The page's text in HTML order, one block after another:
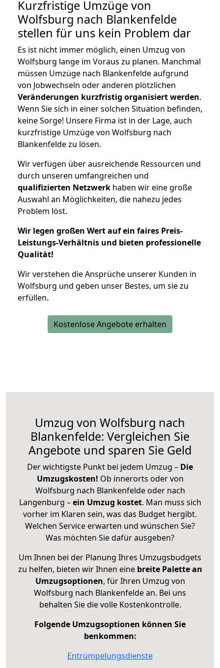
Kurzfristige Umzüge von
Wolfsburg nach Blankenfelde
stellen für uns kein Problem dar
Es ist nicht immer möglich, einen Umzug von
Wolfsburg lange im Voraus zu planen. Manchmal
müssen Umzüge nach Blankenfelde aufgrund
von Jobwechseln oder anderen plötzlichen
Veränderungen kurzfristig organisiert werden.
Wenn Sie sich in einer solchen Situation befinden,
keine Sorge! Unsere Firma ist in der Lage, auch
kurzfristige Umzüge von Wolfsburg nach
Blankenfelde zu lösen.
Wir verfügen über ausreichende Ressourcen und
durch unseren umfangreichen und
qualifizierten Netzwerk haben wir eine große
Auswahl an Möglichkeiten, die nahezu jedes
Problem löst.
Wir legen großen Wert auf ein faires Preis-
Leistungs-Verhältnis und bieten professionelle
Qualität!
Wir verstehen die Ansprüche unserer Kunden in
Wolfsburg und geben unser Bestes, um sie zu
erfüllen.
Kostenlose Angebote erhalten
Umzug von Wolfsburg nach
Blankenfelde: Vergleichen Sie
Angebote und sparen Sie Geld
Der wichtigste Punkt bei jedem Umzug – Die
Umzugskosten! Ob innerorts oder von
Wolfsburg nach Blankenfelde oder nach
Langenburg –ein Umzug kostet. Man muss sich
vorher im Klaren sein, was das Budget hergibt.
Welchen Service erwarten und wünschen Sie?
Was möchten Sie dafür ausgeben?
Um Ihnen bei der Planung Ihres Umzugsbudgets
zu helfen, bieten wir Ihnen eine breite Palette an
Umzugsoptionen, für Ihren Umzug von
Wolfsburg nach Blankenfelde an. Bei uns
behalten Sie die volle Kostenkontrolle.
Folgende Umzugsoptionen können Sie
benkommen:
Entrümpelungsdienste